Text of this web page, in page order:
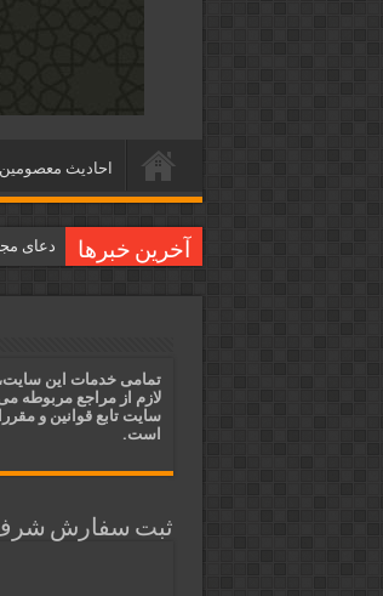
احاديث
آخرین خبرها دعای
آیات
تمامی خدمات این
لازم از مراجع مربوطه
سایت تابع قوانین و
است.
ثبت سفارش شرف